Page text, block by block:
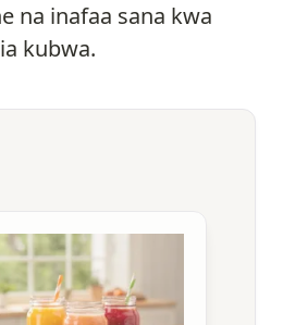
na inafaa sana kwa
kubwa.